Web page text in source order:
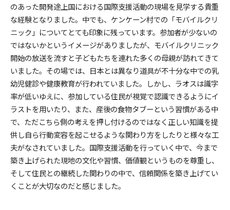
のあった開発途上国における国際支援活動の現場を見学する貴重
な経験となりました。中でも、ケンケーン村での「モバイルクリ
ニック」についてとても印象に残っています。参加者が少ないの
ではないかというイメージがありましたが、モバイルクリニック
開始の放送を流すと子どもたちを連れた多くの母親が訪れてきて
いました。その場では、日本とは異なり道具が不十分な中での乳
幼児健診や健康教育が行われていました。しかし、ラオスは識字
率が低いゆえに、参加している住民が視覚で認識できるようにイ
ラストを用いたり、また、産後の食物タブーという習慣がある中
で、ただこちら側の考えを押し付けるのではなく正しい知識を提
供し自ら行動変容を起こせるような関わり方をしたりと様々な工
夫がなされていました。国際支援活動を行っていく中で、今まで
築き上げられた現地の文化や習慣、価値観というものを尊重し、
そして住民との継続した関わりの中で、信頼関係を築き上げてい
くことが大切なのだと感じました。